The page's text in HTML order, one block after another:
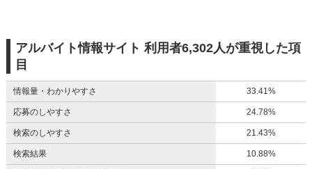
アルバイト情報サイト 利用者6,302人が重視した項
目
情報量・わかりやすさ 33.41%
応募のしやすさ 24.78%
検索のしやすさ 21.43%
検索結果 10.88%